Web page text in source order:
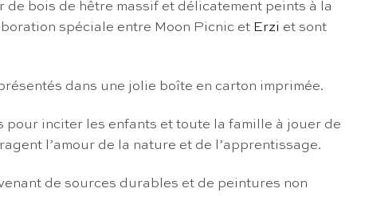
bois de hêtre massif et délicatement peints à la
spéciale entre Moon Picnic et Erzi et sont
dans une jolie boîte en carton imprimée.
inciter les enfants et toute la famille à jouer de
l’amour de la nature et de l’apprentissage.
de sources durables et de peintures non